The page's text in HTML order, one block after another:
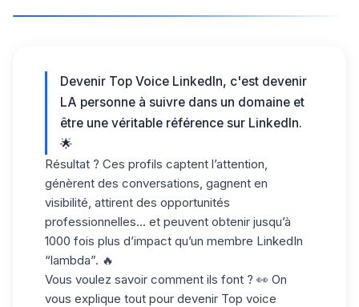
Devenir Top Voice LinkedIn, c'est devenir
LA personne à suivre dans un domaine et
être une véritable référence sur LinkedIn.
🌟
Résultat ? Ces profils captent l’attention,
génèrent des conversations, gagnent en
visibilité, attirent des opportunités
professionnelles... et peuvent obtenir jusqu’à
1000 fois plus d’impact qu’un membre LinkedIn
“lambda”. 🔥
Vous voulez savoir comment ils font ? 👀 On
vous explique tout pour devenir Top voice